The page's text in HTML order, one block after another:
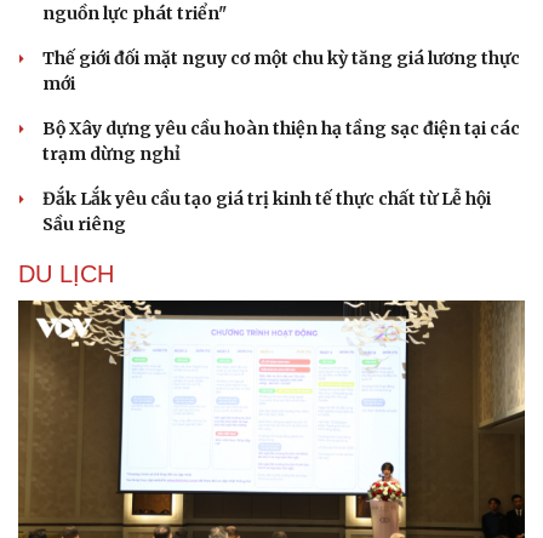
nguồn lực phát triển"
Thế giới đối mặt nguy cơ một chu kỳ tăng giá lương thực
mới
Bộ Xây dựng yêu cầu hoàn thiện hạ tầng sạc điện tại các
trạm dừng nghỉ
Đắk Lắk yêu cầu tạo giá trị kinh tế thực chất từ Lễ hội
Sầu riêng
DU LỊCH